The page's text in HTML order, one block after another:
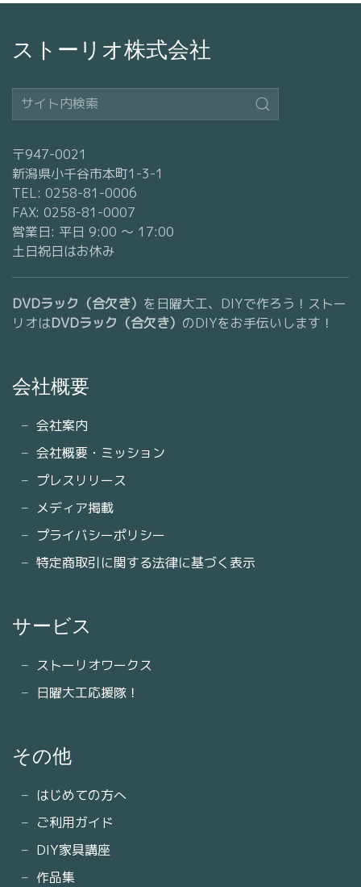
ストーリオ株式会社
〒947-0021
新潟県小千谷市本町1-3-1
TEL: 0258-81-0006
FAX: 0258-81-0007
営業日: 平日 9:00 〜 17:00
土日祝日はお休み
DVDラック（合欠き） を日曜大工、DIYで作ろう！ストー
リオはDVDラック（合欠き） のDIYをお手伝いします！
会社概要
会社案内
会社概要・ミッション
プレスリリース
メディア掲載
プライバシーポリシー
特定商取引に関する法律に基づく表示
サービス
ストーリオワークス
日曜大工応援隊！
その他
はじめての方へ
ご利用ガイド
DIY家具講座
作品集